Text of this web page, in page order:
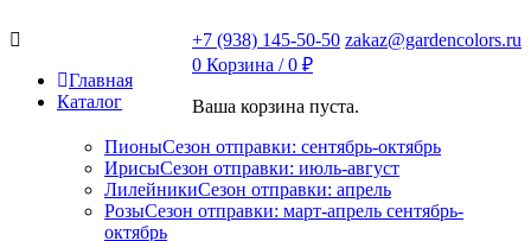
+7 (938) 145-50-50 zakaz@gardencolors.ru
0 Корзина /0 ₽
Ваша корзина пуста.
Главная
Каталог
ПионыСезон отправки: сентябрь-октябрь
ИрисыСезон отправки: июль-август
ЛилейникиСезон отправки: апрель
РозыСезон отправки: март-апрель сентябрь-
октябрь